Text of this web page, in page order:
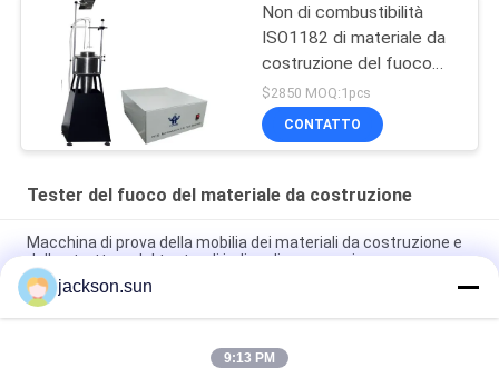
Non di combustibilità
ISO1182 di materiale da
costruzione del fuoco
del tester prova di
infiammabilità non
$2850 MOQ:1pcs
CONTATTO
Tester del fuoco del materiale da costruzione
Macchina di prova della mobilia dei materiali da costruzione e
delle strutture del tester di indice di propagazione
apparecchiatura dei materiali dell'apparecchiatura di collaudo
di qualità della costruzione di 220V 50Hz BS476-7
Macchina di prova della mobilia dell'apparecchiatura di
jackson.sun
9:13 PM